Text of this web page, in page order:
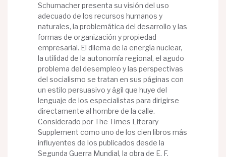
Schumacher presenta su visión del uso
adecuado de los recursos humanos y
naturales, la problemática del desarrollo y las
formas de organización y propiedad
empresarial. El dilema de la energía nuclear,
la utilidad de la autonomía regional, el agudo
problema del desempleo y las perspectivas
del socialismo se tratan en sus páginas con
un estilo persuasivo y ágil que huye del
lenguaje de los especialistas para dirigirse
directamente al hombre de la calle.
Considerado por The Times Literary
Supplement como uno de los cien libros más
influyentes de los publicados desde la
Segunda Guerra Mundial, la obra de E. F.